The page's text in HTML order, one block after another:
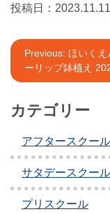
投稿日： 2023.11.11
投
稿
ナ
ゲ
ー
シ
Previous: ほいくえ
ーリップ鉢植え
カテゴリー
アフタースクール
サタデースクール
プリスクール